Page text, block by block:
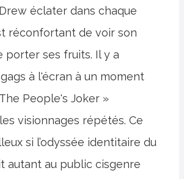
éclater dans chaque
réconfortant de voir son
porter ses fruits. Il y a
à l'écran à un moment
People's Joker »
visionnages répétés. Ce
si l’odyssée identitaire du
autant au public cisgenre